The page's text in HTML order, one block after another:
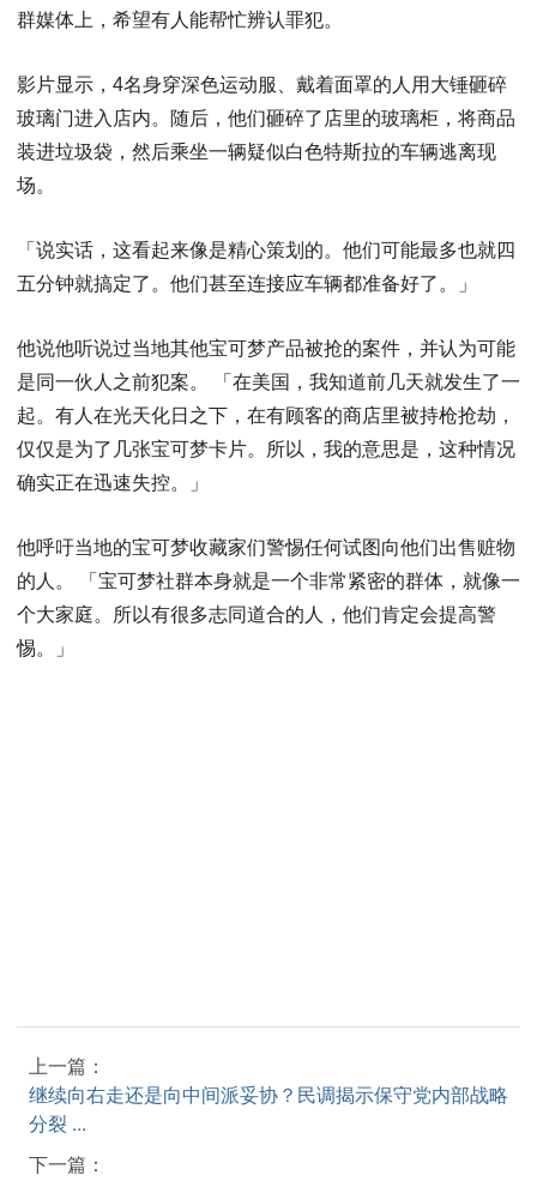
群媒体上，希望有人能帮忙辨认罪犯。
影片显示，4名身穿深色运动服、戴着面罩的人用大锤砸碎
玻璃门进入店内。随后，他们砸碎了店里的玻璃柜，将商品
装进垃圾袋，然后乘坐一辆疑似白色特斯拉的车辆逃离现
场。
「说实话，这看起来像是精心策划的。他们可能最多也就四
五分钟就搞定了。他们甚至连接应车辆都准备好了。」
他说他听说过当地其他宝可梦产品被抢的案件，并认为可能
是同一伙人之前犯案。 「在美国，我知道前几天就发生了一
起。有人在光天化日之下，在有顾客的商店里被持枪抢劫，
仅仅是为了几张宝可梦卡片。所以，我的意思是，这种情况
确实正在迅速失控。」
他呼吁当地的宝可梦收藏家们警惕任何试图向他们出售赃物
的人。 「宝可梦社群本身就是一个非常紧密的群体，就像一
个大家庭。所以有很多志同道合的人，他们肯定会提高警
惕。」
上一篇：
继续向右走还是向中间派妥协？民调揭示保守党内部战略
分裂 ...
下一篇：